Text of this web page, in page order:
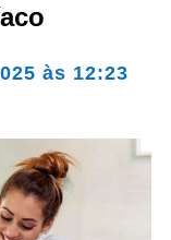
às 12:23